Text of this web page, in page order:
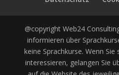
@copyright Web24
informieren über
keine Sprachkurse. Wenn
interessieren, gelangen Sie